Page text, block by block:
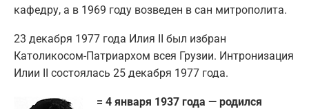
кафедру, а в 1969 году возведен в сан митрополита.
23 декабря 1977 года Илия II был избран
Католикосом-Патриархом всея Грузии. Интронизация
Илии II состоялась 25 декабря 1977 года.
= 4 января 1937 года — родился